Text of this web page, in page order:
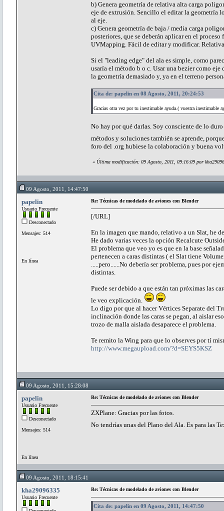
b) Genera geometría de relativa alta carga
eje de extrusión. Sencillo el editar la geometría
al eje.
c) Genera geometría de baja / media carga
posteriores, que se deberán aplicar en el
UVMapping. Fácil de editar y modificar.
Si el "leading edge" del ala es simple, como
usaría el método b o c. Usar una bezier como
la geometría demasiado y, ya en el terreno
Cita de: papelin en 08 Agosto, 2011, 20:24:53
Gracias otra vez por tu inestimable ayuda.( vuestra inestimable
No hay por qué darlas. Soy consciente de lo
métodos y soluciones también se aprende,
foro del .org hubiese la colaboración y buena
« Última modificación: 09 Agosto, 2011, 09:16:09 por
09 Agosto, 2011, 14:47:50
papelin
Usuario Frecuente
Desconectado
Mensajes: 514
En línea
Re: Técnicas de modelado de aviones con Blender
[/URL]
En la imagen que mando, relativo a un Slat, he
He dado varias veces la opción Recalcute
El problema que veo yo es que en la base
pertenecen a caras distintas ( el Slat tiene
.....pero......No debería ser problema, pues por
distintas.
Puede ser debido a que están tan próximas las
le veo explicación.
Lo digo por que al hacer Vértices Separate del
inclinación donde las caras se pegan, al aislar
trozo de malla aislada desaparece el problema.
Te remito la Wing para que lo observes por tí
http://www.megaupload.com/?d=SEYS5KSZ
09 Agosto, 2011, 15:28:08
papelin
Usuario Frecuente
Desconectado
Mensajes: 514
En línea
Re: Técnicas de modelado de aviones con Blender
ZXPlane: Gracias por las fotos.
No tendrías unas del Plano del Ala. Es para las
09 Agosto, 2011, 18:15:41
kha29096335
Usuario Frecuente
Re: Técnicas de modelado de aviones con Blender
Cita de: papelin en 09 Agosto, 2011, 14:47:50